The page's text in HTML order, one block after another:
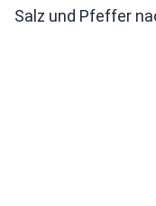
Salz und Pfeffer